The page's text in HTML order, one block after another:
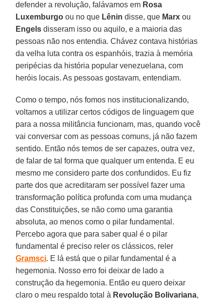
defender a revolução, falávamos em Rosa
Luxemburgo ou no que Lênin disse, que Marx ou
Engels disseram isso ou aquilo, e a maioria das
pessoas não nos entendia. Chávez contava histórias
da velha luta contra os espanhóis, trazia à memória
peripécias da história popular venezuelana, com
heróis locais. As pessoas gostavam, entendiam.
Como o tempo, nós fomos nos institucionalizando,
voltamos a utilizar certos códigos de linguagem que
para a nossa militância funcionam, mas, quando você
vai conversar com as pessoas comuns, já não fazem
sentido. Então nós temos de ser capazes, outra vez,
de falar de tal forma que qualquer um entenda. E eu
mesmo me considero parte dos confundidos. Eu fiz
parte dos que acreditaram ser possível fazer uma
transformação política profunda com uma mudança
das Constituições, se não como uma garantia
absoluta, ao menos como o pilar fundamental.
Percebo agora que para saber qual é o pilar
fundamental é preciso reler os clássicos, reler
Gramsci. E lá está que o pilar fundamental é a
hegemonia. Nosso erro foi deixar de lado a
construção da hegemonia. Então eu quero deixar
claro o meu respaldo total à Revolução Bolivariana,